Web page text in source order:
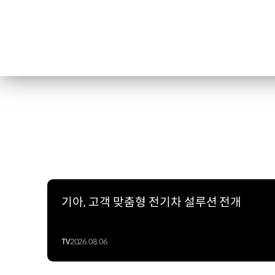
기아, 고객 맞춤형 전기차 설루션 전개
TV2026.08.06